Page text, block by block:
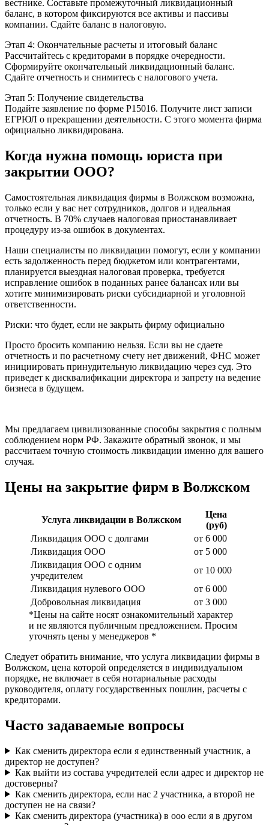
вестнике. Составьте промежуточный ликвидационный
баланс, в котором фиксируются все активы и пассивы
компании. Сдайте баланс в налоговую.
Этап 4: Окончательные расчеты и итоговый баланс
Рассчитайтесь с кредиторами в порядке очередности.
Сформируйте окончательный ликвидационный баланс.
Сдайте отчетность и снимитесь с налогового учета.
Этап 5: Получение свидетельства
Подайте заявление по форме Р15016. Получите лист записи
ЕГРЮЛ о прекращении деятельности. С этого момента фирма
официально ликвидирована.
Когда нужна помощь юриста при
закрытии ООО?
Самостоятельная ликвидация фирмы в Волжском возможна,
только если у вас нет сотрудников, долгов и идеальная
отчетность. В 70% случаев налоговая приостанавливает
процедуру из-за ошибок в документах.
Наши специалисты по ликвидации помогут, если у компании
есть задолженность перед бюджетом или контрагентами,
планируется выездная налоговая проверка, требуется
исправление ошибок в поданных ранее балансах или вы
хотите минимизировать риски субсидиарной и уголовной
ответственности.
Риски: что будет, если не закрыть фирму официально
Просто бросить компанию нельзя. Если вы не сдаете
отчетность и по расчетному счету нет движений, ФНС может
инициировать принудительную ликвидацию через суд. Это
приведет к дисквалификации директора и запрету на ведение
бизнеса в будущем.
Мы предлагаем цивилизованные способы закрытия с полным
соблюдением норм РФ. Закажите обратный звонок, и мы
рассчитаем точную стоимость ликвидации именно для вашего
случая.
Цены на закрытие фирм в Волжском
Услуга ликвидации в Волжском
Цена
(руб)
Ликвидация ООО с долгами
от 6 000
Ликвидация ООО
от 5 000
Ликвидация ООО с одним
учредителем
от 10 000
Ликвидация нулевого ООО
от 6 000
Добровольная ликвидация
от 3 000
*Цены на сайте носят ознакомительный характер
и не являются публичным предложением. Просим
уточнять цены у менеджеров *
Следует обратить внимание, что услуга ликвидации фирмы в
Волжском, цена которой определяется в индивидуальном
порядке, не включает в себя нотариальные расходы
руководителя, оплату государственных пошлин, расчеты с
кредиторами.
Часто задаваемые вопросы
Как сменить директора если я единственный участник, а
директор не доступен?
Как выйти из состава учредителей если адрес и директор не
достоверны?
Как сменить директора, если нас 2 участника, а второй не
доступен не на связи?
Как сменить директора (участника) в ооо если я в другом